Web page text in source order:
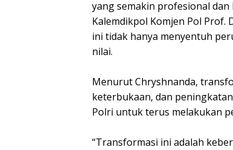
yang semakin profesional
Kalemdikpol Komjen Pol Prof.
ini tidak hanya menyentuh
nilai.
Menurut Chryshnanda,
keterbukaan, dan
Polri untuk terus melakukan
“Transformasi ini adalah